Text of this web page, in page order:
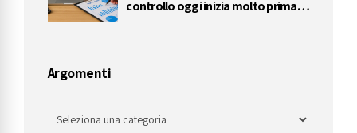
controllo oggi inizia molto prima
Argomenti